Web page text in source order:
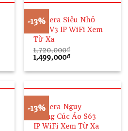
-13%
Camera Siêu Nhỏ
V99-V3 IP WiFi Xem
Từ Xa
1,720,000₫
Giá
gốc
là:
1,499,000₫Giá
tại
-13%
Camera Nguỵ
Trang Cúc Áo S63
IP WiFi Xem Từ Xa